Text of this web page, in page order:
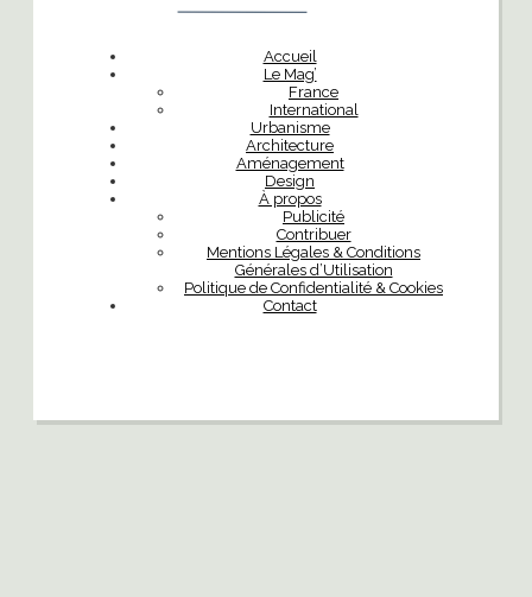
Accueil
Le Mag’
France
International
Urbanisme
Architecture
Aménagement
Design
À propos
Publicité
Contribuer
Mentions Légales & Conditions
Générales d’Utilisation
Politique de Confidentialité & Cookies
Contact